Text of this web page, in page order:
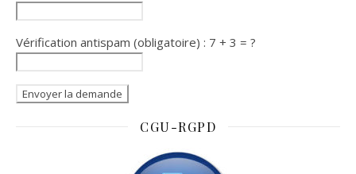
Vérification antispam (obligatoire) : 7 + 3 = ?
CGU-RGPD